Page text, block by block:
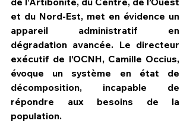
et du Nord-Est, met en évidence un
appareil administratif en
dégradation avancée. Le directeur
exécutif de l’OCNH, Camille Occius,
évoque un système en état de
décomposition, incapable de
répondre aux besoins de la
population.